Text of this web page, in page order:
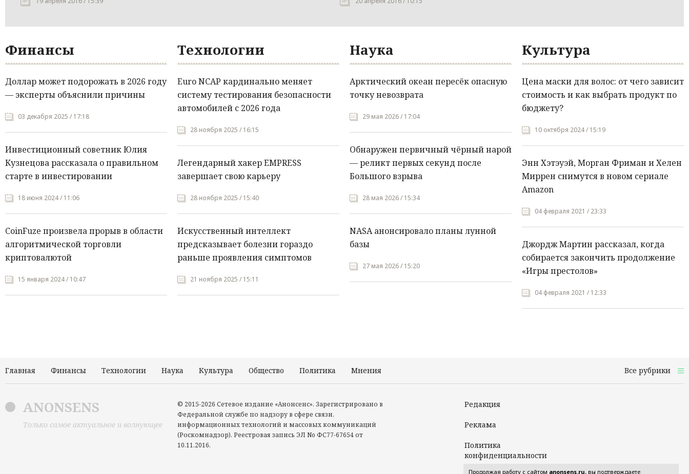
Финансы
Доллар может подорожать в 2026 году
— эксперты объяснили причины
03 декабря 2025 / 17:18
Инвестиционный советник Юлия
Кузнецова рассказала о правильном
старте в инвестировании
18 июня 2024 / 11:06
CoinFuze произвела прорыв в области
алгоритмической торговли
криптовалютой
15 января 2024 / 10:47
Технологии
Euro NCAP кардинально меняет
систему тестирования безопасности
автомобилей с 2026 года
28 ноября 2025 / 16:15
Легендарный хакер EMPRESS
завершает свою карьеру
28 ноября 2025 / 15:40
Искусственный интеллект
предсказывает болезни гораздо
раньше проявления симптомов
21 ноября 2025 / 15:11
Наука
Арктический океан пересёк опасную
точку невозврата
29 мая 2026 / 17:04
Обнаружен первичный чёрный нарой
— реликт первых секунд после
Большого взрыва
28 мая 2026 / 15:34
NASA анонсировало планы лунной
базы
27 мая 2026 / 15:20
Культура
Цена маски для волос: от чего зависит
стоимость и как выбрать продукт по
бюджету?
10 октября 2024 / 15:19
Энн Хэтэуэй, Морган Фриман и Хелен
Миррен снимутся в новом сериале
Amazon
04 февраля 2021 / 23:33
Джордж Мартин рассказал, когда
собирается закончить продолжение
«Игры престолов»
04 февраля 2021 / 12:33
Главная Финансы Технологии Наука Культура Общество Политика Мнения Все рубрики
ANONSENS
Только самое актуальное и волнующее
© 2015-2026 Сетевое издание «Анонсенс». Зарегистрировано в
Федеральной службе по надзору в сфере связи,
информационных технологий и массовых коммуникаций
(Роскомнадзор). Реестровая запись ЭЛ No ФС77-67654 от
10.11.2016.
Редакция
Реклама
Политика
конфиденциальности
Продолжая работу с сайтом anonsens.ru, вы подтверждаете